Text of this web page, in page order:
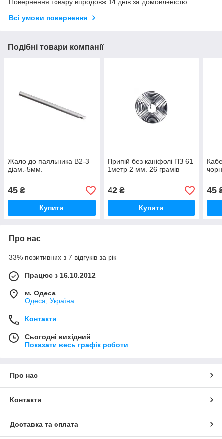
Повернення товару впродовж 14 днів за домовленістю
Всі умови повернення
Подібні товари компанії
Жало до паяльника В2-3
діам.-5мм.
45 ₴
Купити
Припій без каніфолі ПЗ 61
1метр 2 мм. 26 грамів
42₴
Купити
45
Про нас
33% позитивних з 7 відгуків за рік
Працює з 16.10.2012
м. Одеса
Одеса, Україна
Контакти
Сьогодні вихідний
Показати весь графік роботи
Про нас
Контакти
Доставка та оплата